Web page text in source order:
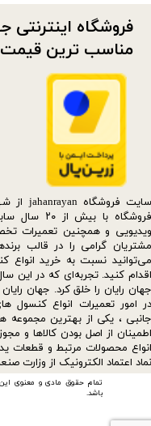
تمام حقوق مادی و معنوی
باشد.
فروشگاه
ویدیویی و همچنین تعمیرات
مشتریان گرامی را در قالب
می‌توانید نسبت به خرید انواع
اقدام کنید. تجربه‌ای که در این
جهان رایان را خلق کرد. جهان
جانبی ، یکی از بهترین مجموعه
اطمینان از اصل بودن کالاها و
انواع محصولات مرتبط و قطعات
نماد اعتماد الکترونیک از
فروشگاه اینترنتی
مناسب ترین قیمت​​​​​​​